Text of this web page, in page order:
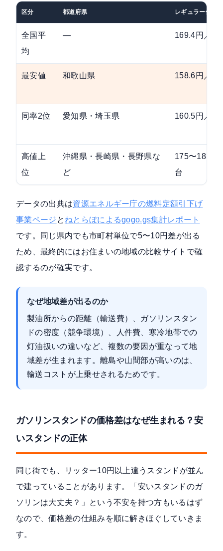
区分 都道府県 レギュラー価格
全国平
均
— 169.4円／L
最安値 和歌山県 158.6円／L
同率2位 愛知県・埼玉県 160.5円／L
高値上
位
沖縄県・長崎県・長野県な
ど
175〜181円
台
データの出典は資源エネルギー庁の燃料定額引下げ
事業ページ と ねとらぼによるgogo.gs集計レポート
です。同じ県内でも市町村単位で5〜10円差が出る
ため、最終的にはお住まいの地域の比較サイトで確
認するのが確実です。
なぜ地域差が出るのか
製油所からの距離（輸送費）、ガソリンスタン
ドの密度（競争環境）、人件費、寒冷地帯での
灯油扱いの違いなど、複数の要因が重なって地
域差が生まれます。離島や山間部が高いのは、
輸送コストが上乗せされるためです。
ガソリンスタンドの価格差はなぜ生まれる？安
いスタンドの正体
同じ街でも、リッター10円以上違うスタンドが並ん
で建っていることがあります。「安いスタンドのガ
ソリンは大丈夫？」という不安を持つ方もいるはず
なので、価格差の仕組みを順に解きほぐしていきま
す。